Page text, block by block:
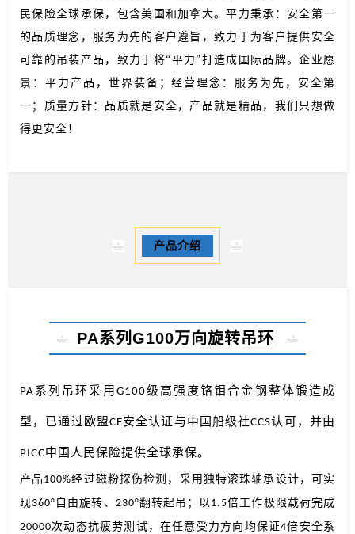
民保险全球承保，包含美国和加拿大。平力秉承：安全第一
的品质理念，服务为先的客户遵旨，致力于为客户提供安全
可靠的吊装产品，致力于将“平力”打造成国际品牌。企业愿
景：平力产品，世界装备；经营理念：服务为先，安全第
一；质量方针：品质就是安全，产品就是精品，我们只想做
得更安全！
产品介绍
PA系列G100万向旋转吊环
PA系列吊环采用G100级高强度铬钼合金钢整体锻造成
型，已通过欧盟CE安全认证与中国船级社CCS认可，并由
PICC中国人民保险提供全球承保。
产品100%经过磁粉探伤检测，采用独特滚珠轴承设计，可实
现360°自由旋转、230°翻转起吊；以1.5倍工作极限载荷完成
20000次动态抗疲劳测试，在任意受力方向均保证4倍安全系